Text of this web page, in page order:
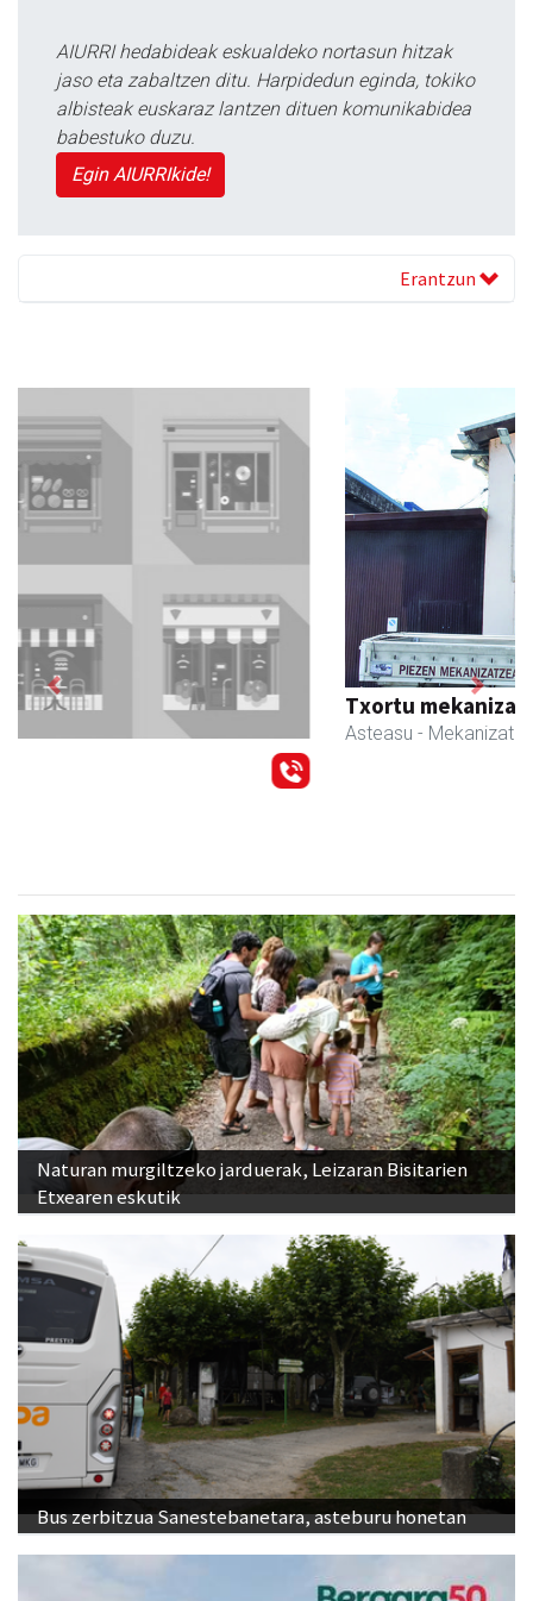
AIURRI hedabideak eskualdeko nortasun hitzak
jaso eta zabaltzen ditu. Harpidedun eginda, tokiko
albisteak euskaraz lantzen dituen komunikabidea
babestuko duzu.
Egin AIURRIkide!
Erantzun
Txortu mekanizaketa eta muntaketa
Asteasu - Mekanizatuak
Previous Next
Naturan murgiltzeko jarduerak, Leizaran Bisitarien
Etxearen eskutik
Bus zerbitzua Sanestebanetara, asteburu honetan